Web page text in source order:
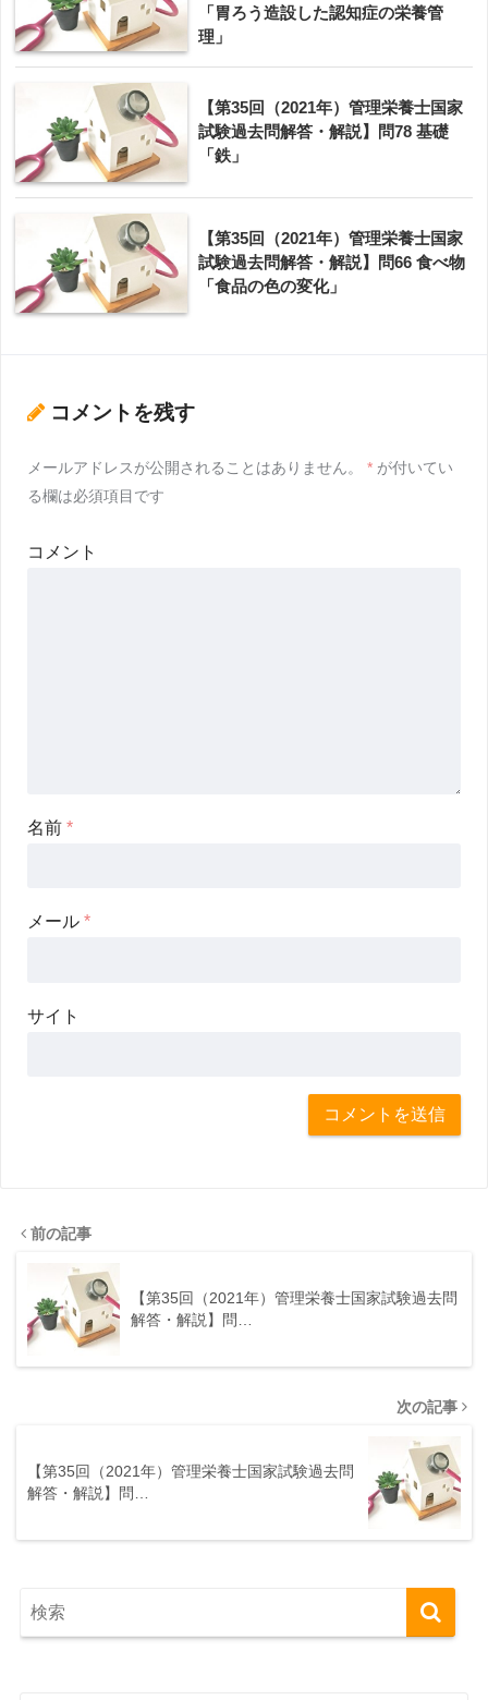
「胃ろう造設した認知症の栄養管
理」
【第35回（2021年）管理栄養士国家
試験過去問解答・解説】問78 基礎
「鉄」
【第35回（2021年）管理栄養士国家
試験過去問解答・解説】問66 食べ物
「食品の色の変化」
コメントを残す
メールアドレスが公開されることはありません。 * が付いてい
る欄は必須項目です
コメント
名前 *
メール *
サイト
前の記事
【第35回（2021年）管理栄養士国家試験過去問
解答・解説】問…
次の記事
【第35回（2021年）管理栄養士国家試験過去問
解答・解説】問…